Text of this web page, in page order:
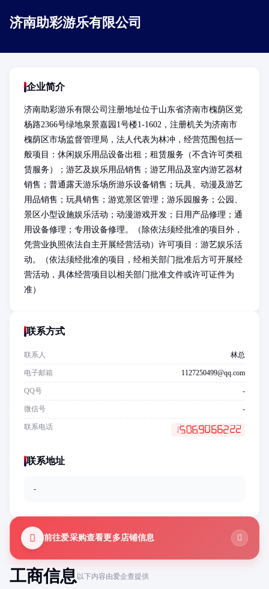
济南助彩游乐有限公司
工商信息以下内容由爱企查提供
企业简介
济南助彩游乐有限公司注册地址位于山东省济南市槐荫区党
杨路2366号绿地泉景嘉园1号楼1-1602，注册机关为济南市
槐荫区市场监督管理局，法人代表为林冲，经营范围包括一
般项目：休闲娱乐用品设备出租；租赁服务（不含许可类租
赁服务）；游艺及娱乐用品销售；游艺用品及室内游艺器材
销售；普通露天游乐场所游乐设备销售；玩具、动漫及游艺
用品销售；玩具销售；游览景区管理；游乐园服务；公园、
景区小型设施娱乐活动；动漫游戏开发；日用产品修理；通
用设备修理；专用设备修理。（除依法须经批准的项目外，
凭营业执照依法自主开展经营活动）许可项目：游艺娱乐活
动。（依法须经批准的项目，经相关部门批准后方可开展经
营活动，具体经营项目以相关部门批准文件或许可证件为
准）
联系方式
联系人 林总
电子邮箱 1127250499@qq.com
QQ号 -
微信号 -
联系电话
联系地址
-
前往爱采购查看更多店铺信息